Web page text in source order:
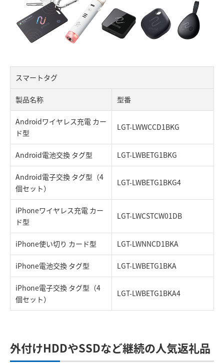
スマートタグ
製品名称 型番
Androidワイヤレス充電 カー
ド型
LGT-LWWCCD1BKG
Android電池交換 タグ型 LGT-LWBETG1BKG
Android電子交換 タグ型（4
個セット）
LGT-LWBETG1BKG4
iPhoneワイヤレス充電 カー
ド型
LGT-LWCSTCW01DB
iPhone使い切り カード型 LGT-LWNNCD1BKA
iPhone電池交換 タグ型 LGT-LWBETG1BKA
iPhone電子交換 タグ型（4
個セット）
LGT-LWBETG1BKA4
外付けHDDやSSDなど継続の人気返礼品